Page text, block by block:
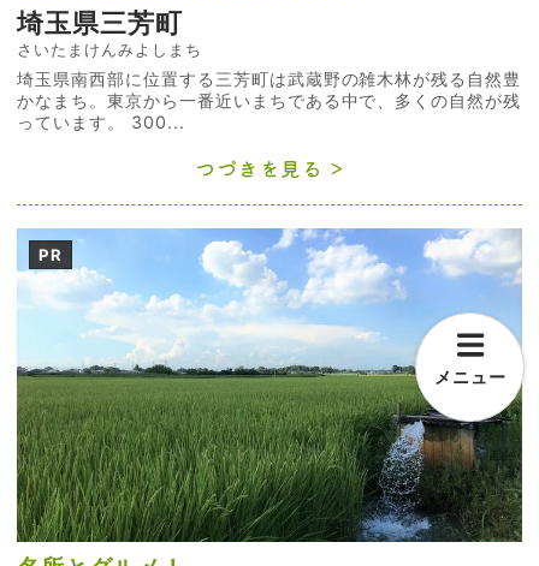
埼玉県三芳町
さいたまけんみよしまち
埼玉県南西部に位置する三芳町は武蔵野の雑木林が残る自然豊
かなまち。東京から一番近いまちである中で、多くの自然が残
っています。 300...
つづきを見る
PR
メニュー